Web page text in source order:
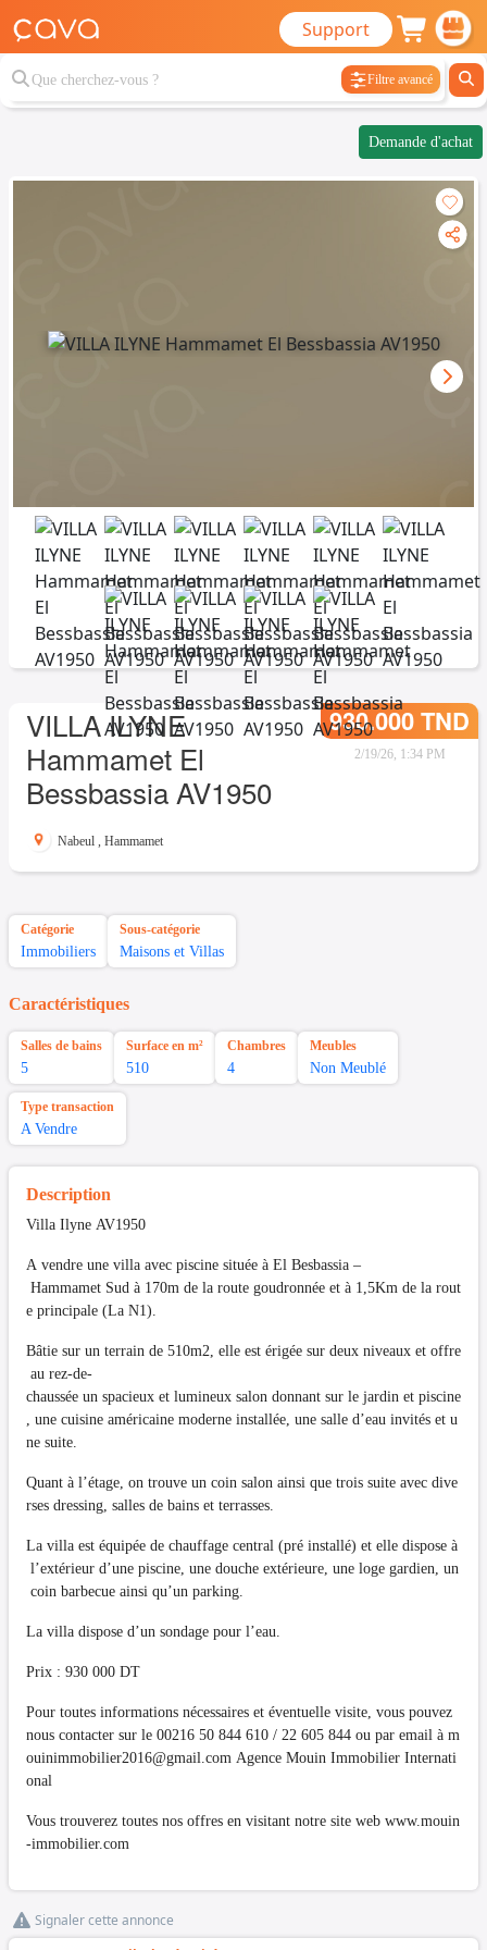
Support
Filtre avancé
Demande d'achat
VILLA ILYNE
Hammamet El
Bessbassia AV1950
930.000 TND
2/19/26, 1:34 PM
Nabeul , Hammamet
Catégorie
Immobiliers
Sous-catégorie
Maisons et Villas
Caractéristiques
Salles de bains
5
Surface en m²
510
Chambres
4
Meubles
Non Meublé
Type transaction
A Vendre
Description
Villa Ilyne AV1950
A vendre une villa avec piscine située à El Besbassia –
Hammamet Sud à 170m de la route goudronnée et à 1,5Km de la rout
e principale (La N1).
Bâtie sur un terrain de 510m2, elle est érigée sur deux niveaux et offre
au rez-de-
chaussée un spacieux et lumineux salon donnant sur le jardin et piscine
, une cuisine américaine moderne installée, une salle d’eau invités et u
ne suite.
Quant à l’étage, on trouve un coin salon ainsi que trois suite avec dive
rses dressing, salles de bains et terrasses.
La villa est équipée de chauffage central (pré installé) et elle dispose à
l’extérieur d’une piscine, une douche extérieure, une loge gardien, un
coin barbecue ainsi qu’un parking.
La villa dispose d’un sondage pour l’eau.
Prix : 930 000 DT
Pour toutes informations nécessaires et éventuelle visite, vous pouvez
nous contacter sur le 00216 50 844 610 / 22 605 844 ou par email à m
ouinimmobilier2016@gmail.com Agence Mouin Immobilier Internati
onal
Vous trouverez toutes nos offres en visitant notre site web www.mouin
-immobilier.com
Signaler cette annonce